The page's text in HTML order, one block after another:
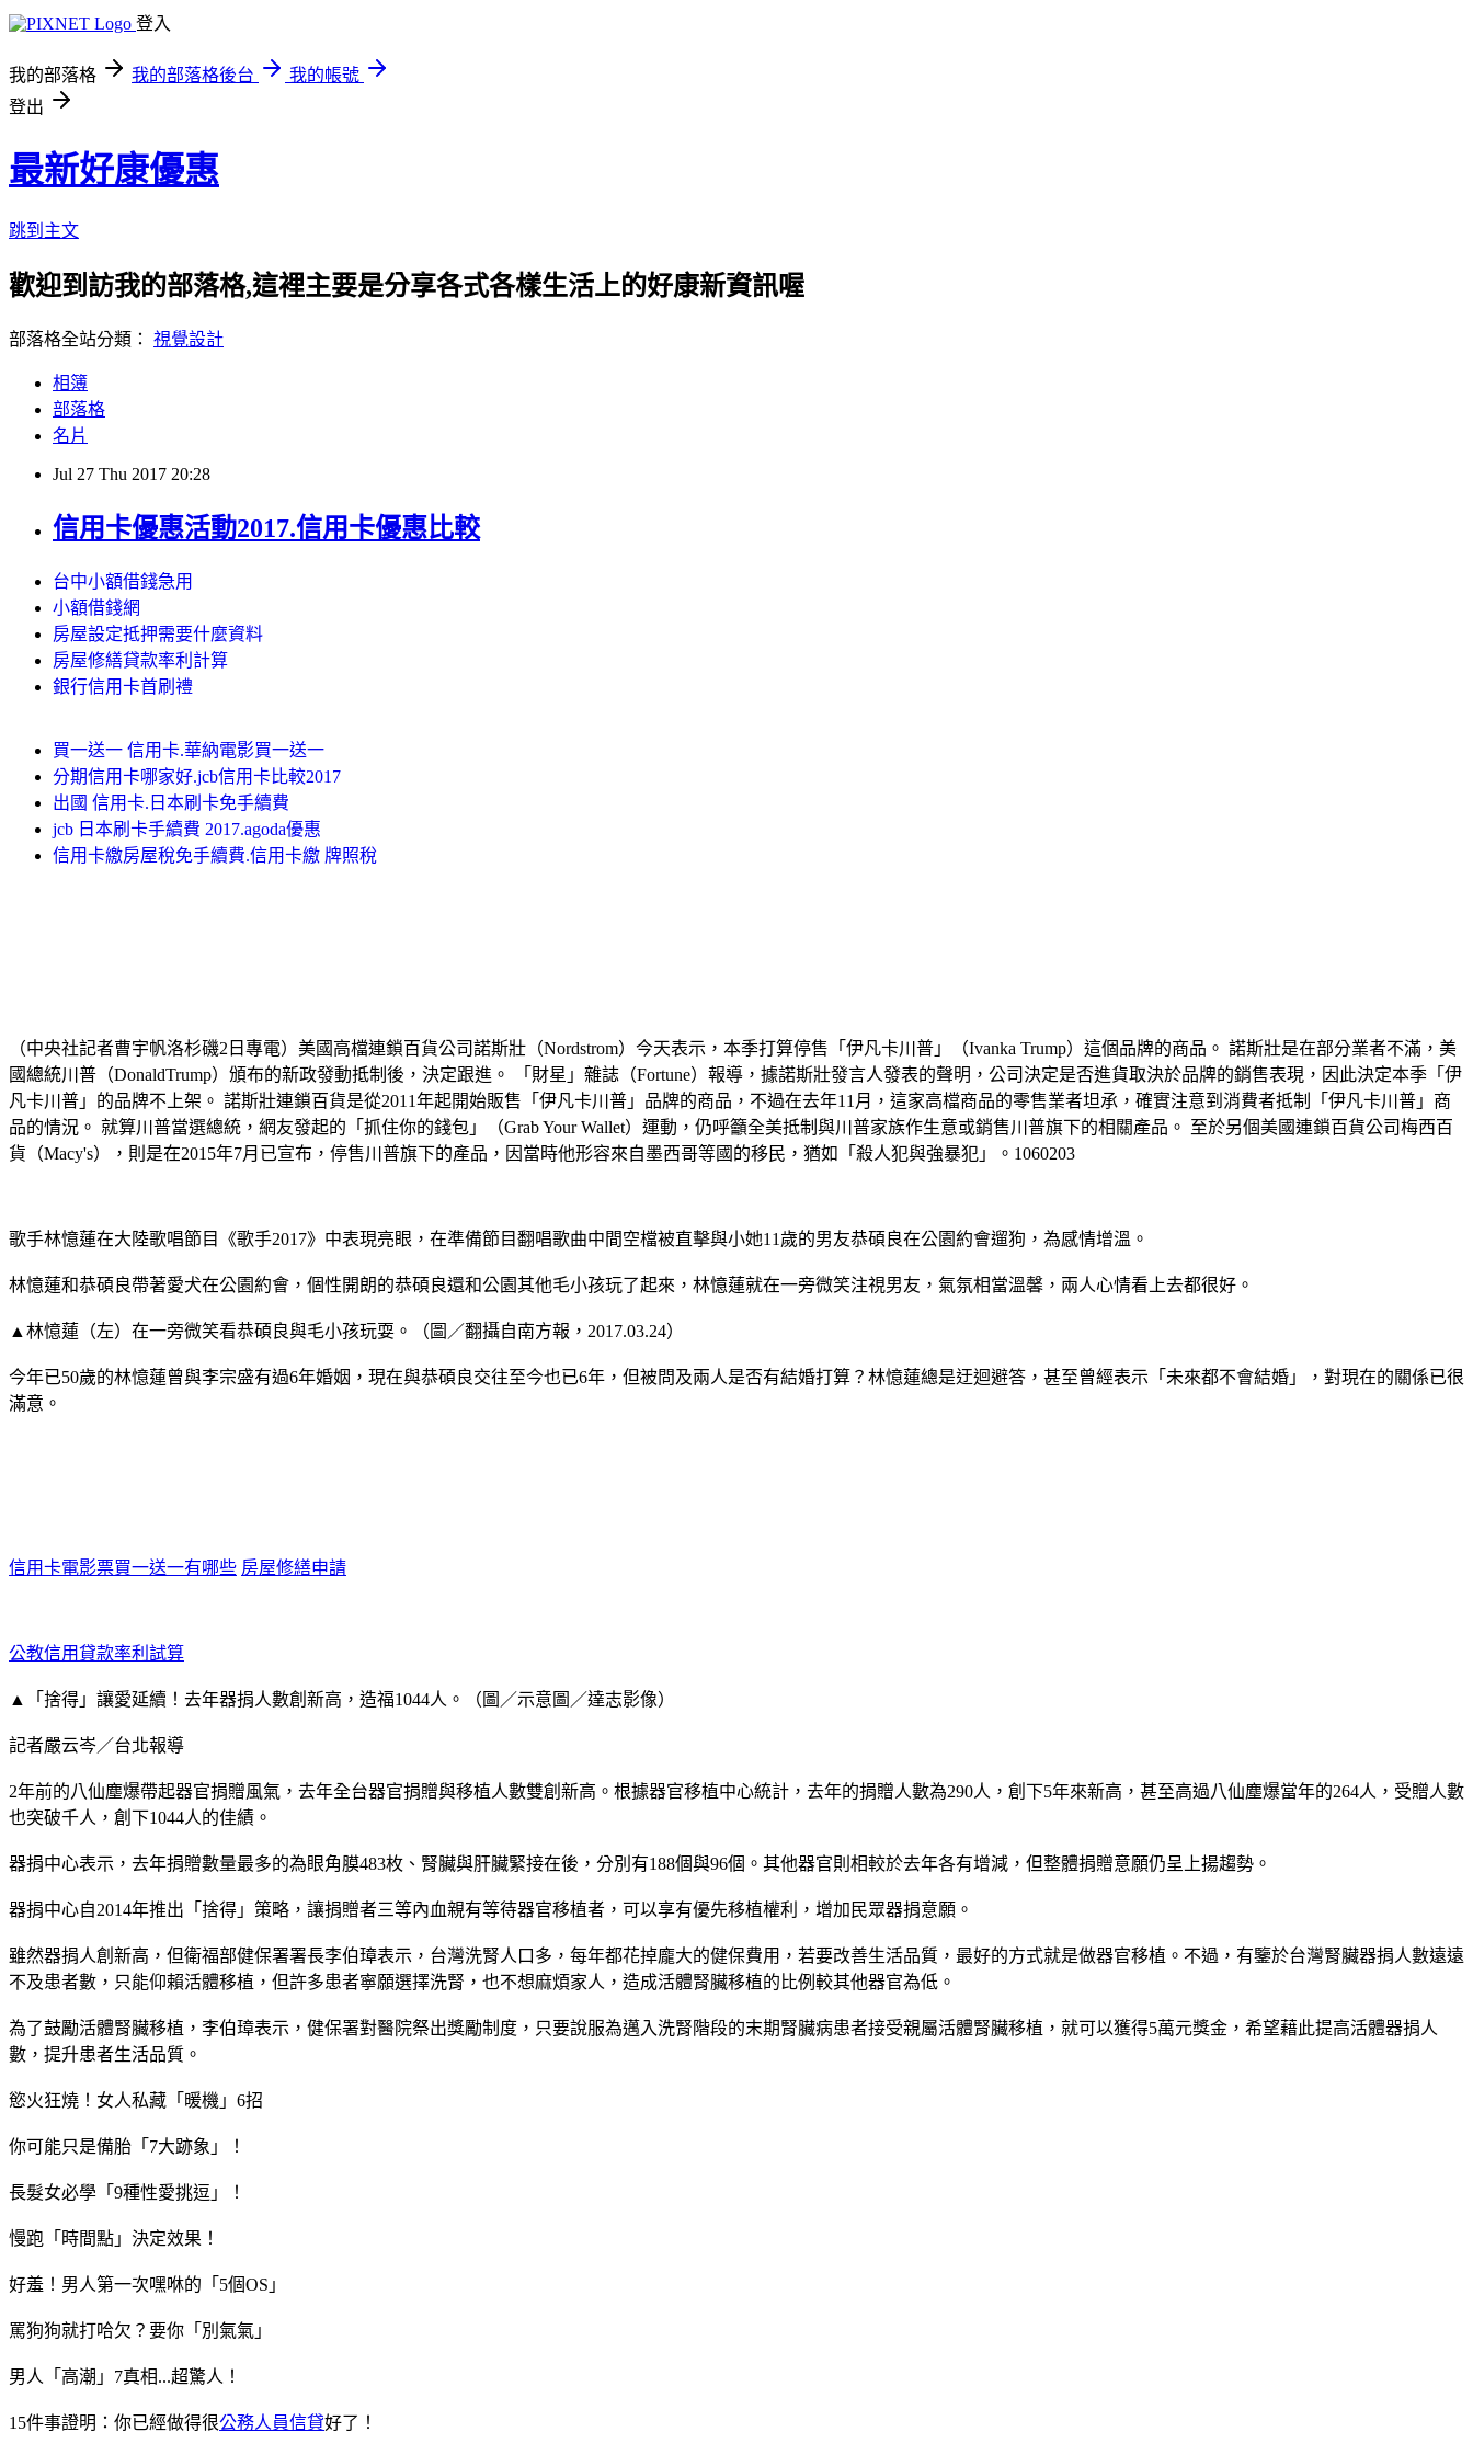
登入
我的部落格 我的部落格後台
我的帳號
登出
最新好康優惠
跳到主文
歡迎到訪我的部落格,這裡主要是分享各式各樣生活上的好康新資訊喔
部落格全站分類： 視覺設計
相簿
部落格
名片
Jul 27 Thu 2017 20:28
信用卡優惠活動2017.信用卡優惠比較
台中小額借錢急用
小額借錢網
房屋設定抵押需要什麼資料
房屋修繕貸款率利計算
銀行信用卡首刷禮
買一送一 信用卡.華納電影買一送一
分期信用卡哪家好.jcb信用卡比較2017
出國 信用卡.日本刷卡免手續費
jcb 日本刷卡手續費 2017.agoda優惠
信用卡繳房屋稅免手續費.信用卡繳 牌照稅
（中央社記者曹宇帆洛杉磯2日專電）美國高檔連鎖百貨公司諾斯壯（Nordstrom）今天表示，本季打算停售「伊凡卡川普」（Ivanka Trump）這個品牌的商品。 諾斯壯是在部分業者不滿，美
國總統川普（DonaldTrump）頒布的新政發動抵制後，決定跟進。 「財星」雜誌（Fortune）報導，據諾斯壯發言人發表的聲明，公司決定是否進貨取決於品牌的銷售表現，因此決定本季「伊
凡卡川普」的品牌不上架。 諾斯壯連鎖百貨是從2011年起開始販售「伊凡卡川普」品牌的商品，不過在去年11月，這家高檔商品的零售業者坦承，確實注意到消費者抵制「伊凡卡川普」商
品的情況。 就算川普當選總統，網友發起的「抓住你的錢包」（Grab Your Wallet）運動，仍呼籲全美抵制與川普家族作生意或銷售川普旗下的相關產品。 至於另個美國連鎖百貨公司梅西百
貨（Macy's），則是在2015年7月已宣布，停售川普旗下的產品，因當時他形容來自墨西哥等國的移民，猶如「殺人犯與強暴犯」。1060203
歌手林憶蓮在大陸歌唱節目《歌手2017》中表現亮眼，在準備節目翻唱歌曲中間空檔被直擊與小她11歲的男友恭碩良在公園約會遛狗，為感情增溫。
林憶蓮和恭碩良帶著愛犬在公園約會，個性開朗的恭碩良還和公園其他毛小孩玩了起來，林憶蓮就在一旁微笑注視男友，氣氛相當溫馨，兩人心情看上去都很好。
▲林憶蓮（左）在一旁微笑看恭碩良與毛小孩玩耍。（圖／翻攝自南方報，2017.03.24）
今年已50歲的林憶蓮曾與李宗盛有過6年婚姻，現在與恭碩良交往至今也已6年，但被問及兩人是否有結婚打算？林憶蓮總是迂迴避答，甚至曾經表示「未來都不會結婚」，對現在的關係已很
滿意。
信用卡電影票買一送一有哪些 房屋修繕申請
公教信用貸款率利試算
▲「捨得」讓愛延續！去年器捐人數創新高，造福1044人。（圖／示意圖／達志影像）
記者嚴云岑／台北報導
2年前的八仙塵爆帶起器官捐贈風氣，去年全台器官捐贈與移植人數雙創新高。根據器官移植中心統計，去年的捐贈人數為290人，創下5年來新高，甚至高過八仙塵爆當年的264人，受贈人數
也突破千人，創下1044人的佳績。
器捐中心表示，去年捐贈數量最多的為眼角膜483枚、腎臟與肝臟緊接在後，分別有188個與96個。其他器官則相較於去年各有增減，但整體捐贈意願仍呈上揚趨勢。
器捐中心自2014年推出「捨得」策略，讓捐贈者三等內血親有等待器官移植者，可以享有優先移植權利，增加民眾器捐意願。
雖然器捐人創新高，但衛福部健保署署長李伯璋表示，台灣洗腎人口多，每年都花掉龐大的健保費用，若要改善生活品質，最好的方式就是做器官移植。不過，有鑒於台灣腎臟器捐人數遠遠
不及患者數，只能仰賴活體移植，但許多患者寧願選擇洗腎，也不想麻煩家人，造成活體腎臟移植的比例較其他器官為低。
為了鼓勵活體腎臟移植，李伯璋表示，健保署對醫院祭出獎勵制度，只要說服為邁入洗腎階段的末期腎臟病患者接受親屬活體腎臟移植，就可以獲得5萬元獎金，希望藉此提高活體器捐人
數，提升患者生活品質。
慾火狂燒！女人私藏「暖機」6招
你可能只是備胎「7大跡象」！
長髮女必學「9種性愛挑逗」！
慢跑「時間點」決定效果！
好羞！男人第一次嘿咻的「5個OS」
罵狗狗就打哈欠？要你「別氣氣」
男人「高潮」7真相...超驚人！
15件事證明：你已經做得很公務人員信貸好了！